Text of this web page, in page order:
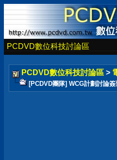
PCDVD數位科技討論區
PCDVD數位科技討論區 >
[PCDVD團隊] WCG計劃討論簽